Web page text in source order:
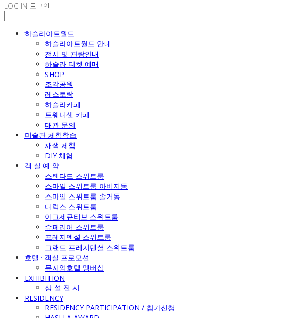
LOG IN 로그인
하슬라아트월드
하슬라아트월드 안내
전시 및 관람안내
하슬라 티켓 예매
SHOP
조각공원
레스토랑
하슬라카페
트웨니센 카페
대관 문의
미술관 체험학습
채색 체험
DIY 체험
객 실 예 약
스탠다드 스위트룸
스마일 스위트룸 아비지동
스마일 스위트룸 솔거동
디럭스 스위트룸
이그제큐티브 스위트룸
슈페리어 스위트룸
프레지덴셜 스위트룸
그랜드 프레지덴셜 스위트룸
호텔 · 객실 프로모션
뮤지엄호텔 멤버십
EXHIBITION
상 설 전 시
RESIDENCY
RESIDENCY PARTICIPATION / 참가신청